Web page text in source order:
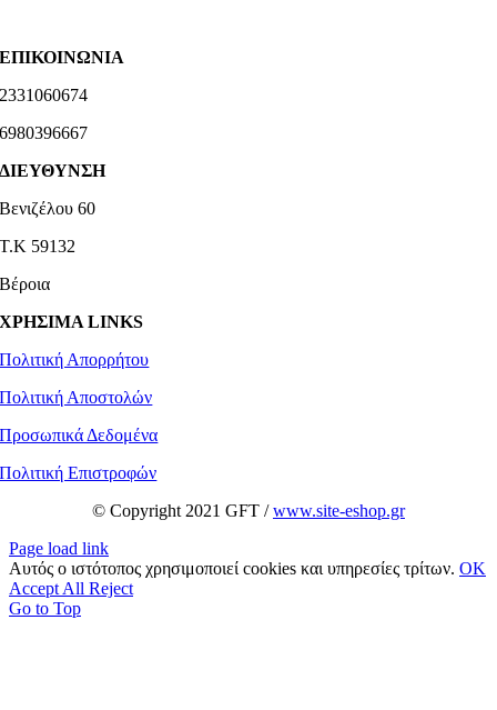
ΕΠΙΚΟΙΝΩΝΙΑ
2331060674
6980396667
ΔΙΕΥΘΥΝΣΗ
Βενιζέλου 60
Τ.Κ 59132
Βέροια
ΧΡΗΣΙΜΑ LINKS
Πολιτική Απορρήτου
Πολιτική Αποστολών
Προσωπικά Δεδομένα
Πολιτική Επιστροφών
© Copyright 2021 GFT /www.site-eshop.gr
Page load link
Αυτός ο ιστότοπος χρησιμοποιεί cookies και υπηρεσίες τρίτων. OK
Accept All Reject
Go to Top